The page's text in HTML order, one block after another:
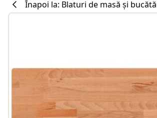
Înapoi la: Blaturi de masă și